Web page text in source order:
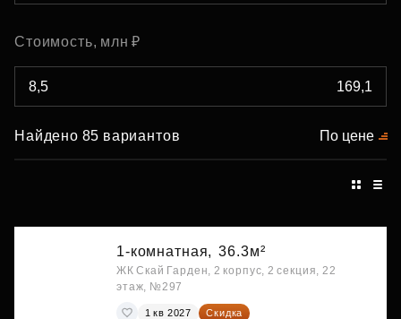
Стоимость, млн ₽
Найдено 85 вариантов По цене
1-комнатная, 36.3м²
ЖК Скай Гарден, 2 корпус, 2 секция, 22
этаж, №297
1 кв 2027
Скидка